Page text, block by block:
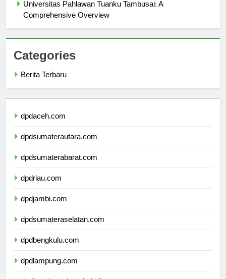
Universitas Pahlawan Tuanku Tambusai: A
Categories